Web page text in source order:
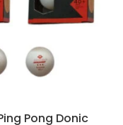
Pong Donic